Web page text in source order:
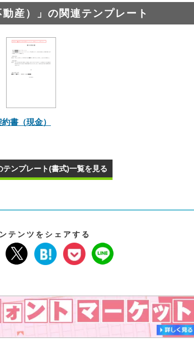
動産）」の関連テンプレート
書（現金）
テンプレート(書式)一覧を見る
テンツをシェアする